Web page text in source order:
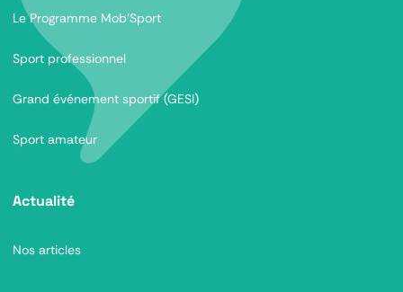
Le Programme Mob’Sport
Sport professionnel
Grand événement sportif (GESI)
Sport amateur
Actualité
Nos articles